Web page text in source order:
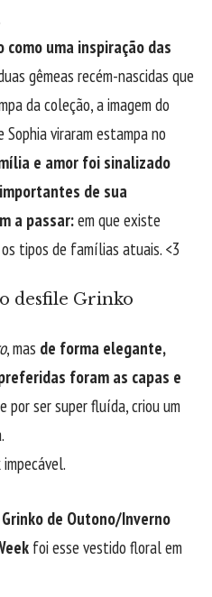
como uma inspiração das
gêmeas recém-nascidas que
da coleção, a imagem do
viraram estampa no
e amor foi sinalizado
de sua
a passar:em que existe
tipos de famílias atuais. <3
desfile Grinko
, mas de forma elegante,
foram as capas e
por ser super fluída, criou um
de Outono/Inverno
foi esse vestido floral em